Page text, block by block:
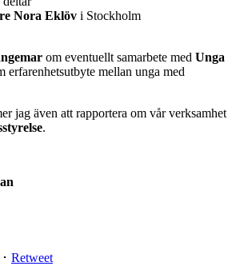
Nora Eklöv i Stockholm
om eventuellt samarbete med Unga
erfarenhetsutbyte mellan unga med
jag även att rapportera om vår verksamhet
.
Retweet